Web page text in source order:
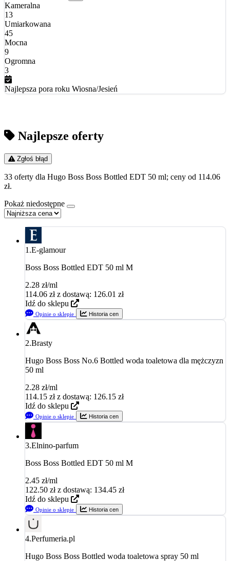
Kameralna
13
Umiarkowana
45
Mocna
9
Ogromna
3
Najlepsza pora roku Wiosna/Jesień
Najlepsze oferty
Zgłoś błąd
33 oferty dla Hugo Boss Boss Bottled EDT 50 ml; ceny od 114.06
zł.
Pokaż niedostępne
1.E-glamour
Boss Boss Bottled EDT 50 ml M
2.28 zł/ml
114.06 zł z dostawą: 126.01 zł
Idź do sklepu
Opinie o sklepie Historia cen
2.Brasty
Hugo Boss Boss No.6 Bottled woda toaletowa dla mężczyzn
50 ml
2.28 zł/ml
114.15 zł z dostawą: 126.15 zł
Idź do sklepu
Opinie o sklepie Historia cen
3.Elnino-parfum
Boss Boss Bottled EDT 50 ml M
2.45 zł/ml
122.50 zł z dostawą: 134.45 zł
Idź do sklepu
Opinie o sklepie Historia cen
4.Perfumeria.pl
Hugo Boss Boss Bottled woda toaletowa spray 50 ml